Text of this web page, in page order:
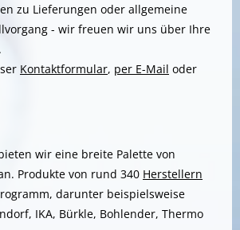
zu Lieferungen oder allgemeine
- wir freuen wir uns über Ihre
Kontaktformular, per E-Mail oder
wir eine breite Palette von
Produkte von rund 340 Herstellern
darunter beispielsweise
IKA, Bürkle, Bohlender, Thermo